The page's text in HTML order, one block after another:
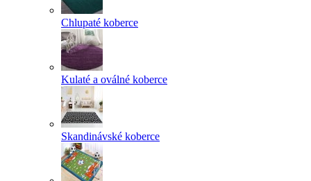
Chlupaté koberce
Kulaté a oválné koberce
Skandinávské koberce